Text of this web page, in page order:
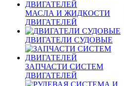
МАСЛА И ЖИДКОСТИ
ДВИГАТЕЛЕЙ
ДВИГАТЕЛИ СУДОВЫЕ
ЗАПЧАСТИ СИСТЕМ
ДВИГАТЕЛЕЙ